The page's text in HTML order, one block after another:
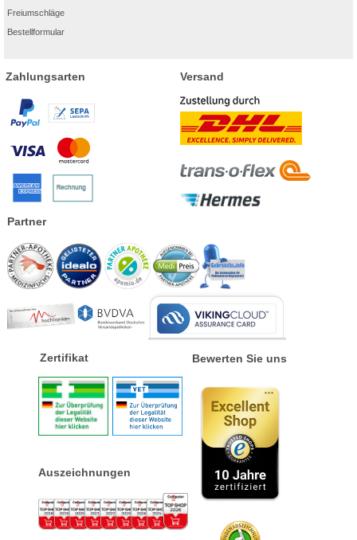
Freiumschläge
Bestellformular
Zahlungsarten Versand
Partner
Zertifikat
Auszeichnungen
Bewerten Sie uns